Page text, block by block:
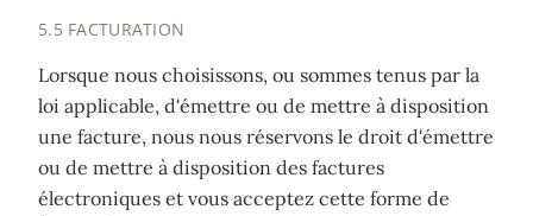
5.5 FACTURATION
Lorsque nous choisissons, ou sommes tenus par la
loi applicable, d'émettre ou de mettre à disposition
une facture, nous nous réservons le droit d'émettre
ou de mettre à disposition des factures
électroniques et vous acceptez cette forme de